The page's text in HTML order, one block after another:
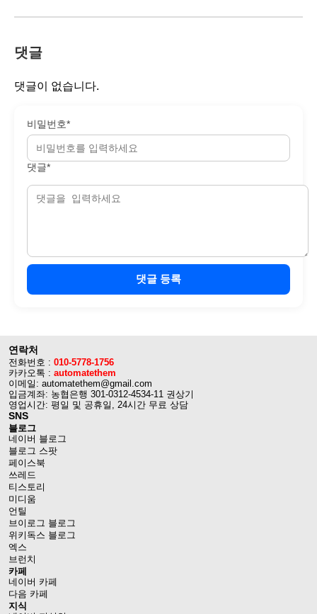
댓글
댓글이 없습니다.
비밀번호*
댓글*
댓글 등록
연락처
전화번호 : 010-5778-1756
카카오톡 : automatethem
이메일: automatethem@gmail.com
입금계좌: 농협은행 301-0312-4534-11 권상기
영업시간: 평일 및 공휴일, 24시간 무료 상담
SNS
블로그
네이버 블로그
블로그 스팟
페이스북
쓰레드
티스토리
미디움
언틸
브이로그 블로그
위키독스 블로그
엑스
브런치
카페
네이버 카페
다음 카페
지식